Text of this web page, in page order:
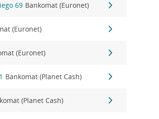
69 Bankomat (Euronet)
(Euronet)
(Euronet)
Bankomat (Planet Cash)
(Planet Cash)